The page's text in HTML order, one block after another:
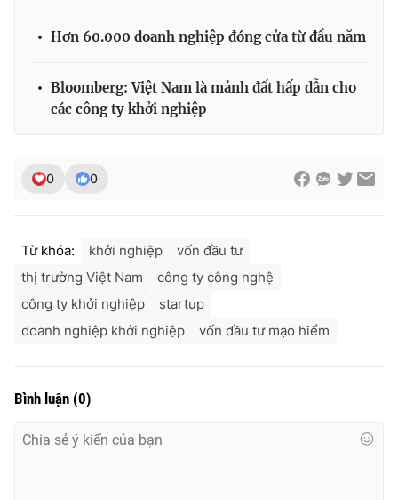
Hơn 60.000 doanh nghiệp đóng cửa từ đầu năm
Bloomberg: Việt Nam là mảnh đất hấp dẫn cho
các công ty khởi nghiệp
0 0
Từ khóa: khởi nghiệp
vốn đầu tư
thị trường Việt Nam
công ty công nghệ
công ty khởi nghiệp
startup
doanh nghiệp khởi nghiệp
vốn đầu tư mạo hiểm
Bình luận (0)